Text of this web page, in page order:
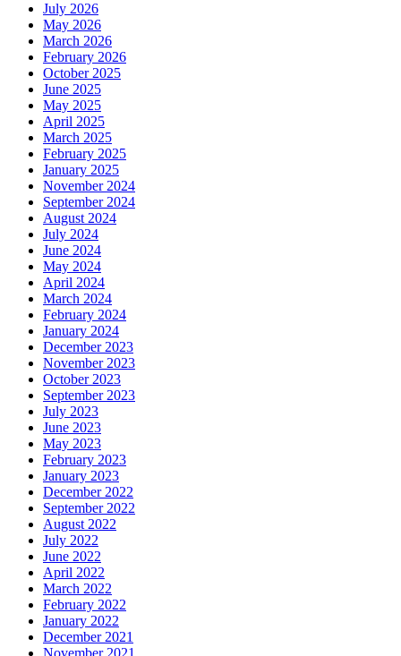
July 2026
May 2026
March 2026
February 2026
October 2025
June 2025
May 2025
April 2025
March 2025
February 2025
January 2025
November 2024
September 2024
August 2024
July 2024
June 2024
May 2024
April 2024
March 2024
February 2024
January 2024
December 2023
November 2023
October 2023
September 2023
July 2023
June 2023
May 2023
February 2023
January 2023
December 2022
September 2022
August 2022
July 2022
June 2022
April 2022
March 2022
February 2022
January 2022
December 2021